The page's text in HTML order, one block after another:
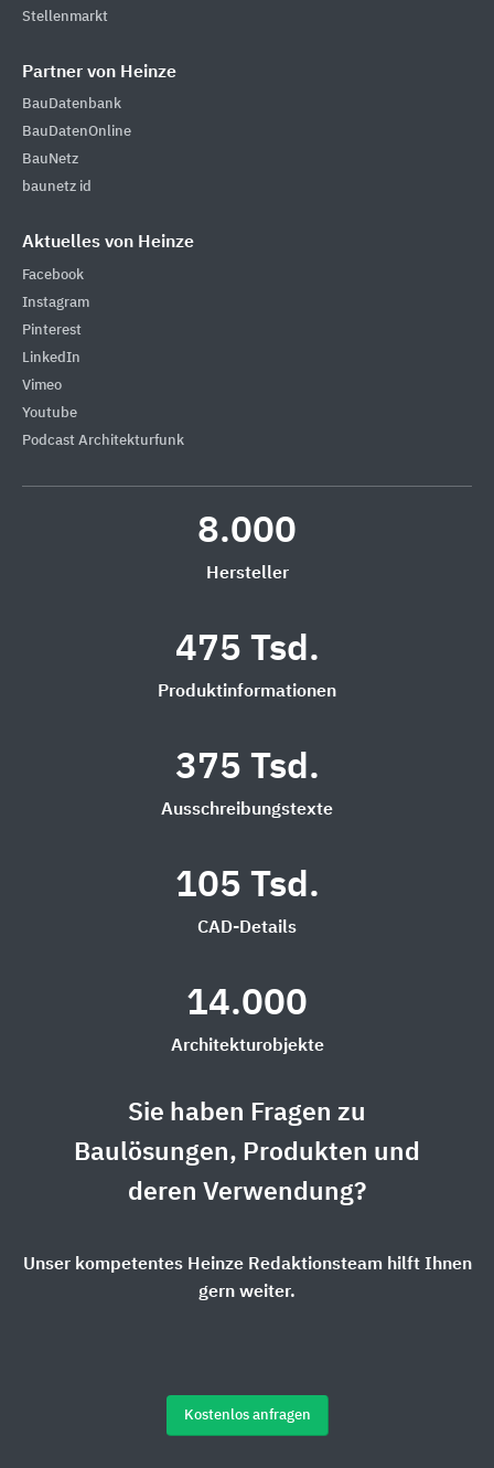
Stellenmarkt
Partner von Heinze
BauDatenbank
BauDatenOnline
BauNetz
baunetz id
Aktuelles von Heinze
Facebook
Instagram
Pinterest
LinkedIn
Vimeo
Youtube
Podcast Architekturfunk
8.000
Hersteller
475 Tsd.
Produktinformationen
375 Tsd.
Ausschreibungstexte
105 Tsd.
CAD-Details
14.000
Architekturobjekte
Sie haben Fragen zu
Baulösungen, Produkten und
deren Verwendung?
Unser kompetentes Heinze Redaktionsteam hilft Ihnen
gern weiter.
Kostenlos anfragen